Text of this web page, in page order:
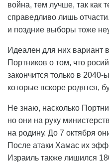
война, тем лучше, так как
справедливо лишь
и поздние выборы тоже
Идеален для них вариант
Портников о том, что
закончится только в
которые вскоре родятся,
Не знаю, насколько
но они на руку
на родину. До 7 октября
После атаки Хамас их
Израиль также лишился